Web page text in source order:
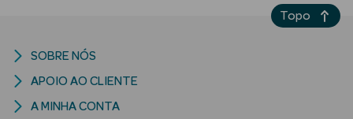
Séruns Faciais
Contorno de
SOBRE NÓS
APOIO AO CLIENTE
A MINHA CONTA
Topo